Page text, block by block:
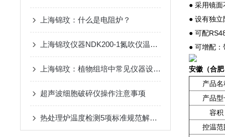
上海锦玟：什么是电阻炉？
上海锦玟仪器NDK200-1氮吹仪温度校准操作
上海锦玟：植物组培中常见仪器设备一览
超声波细胞破碎仪操作注意事项
热处理炉温度检测5项标准规范解读五
● 采用镜
● 设有独
● 可配
● 可增配
安徽（合
产品名
产品型
容积
控温范